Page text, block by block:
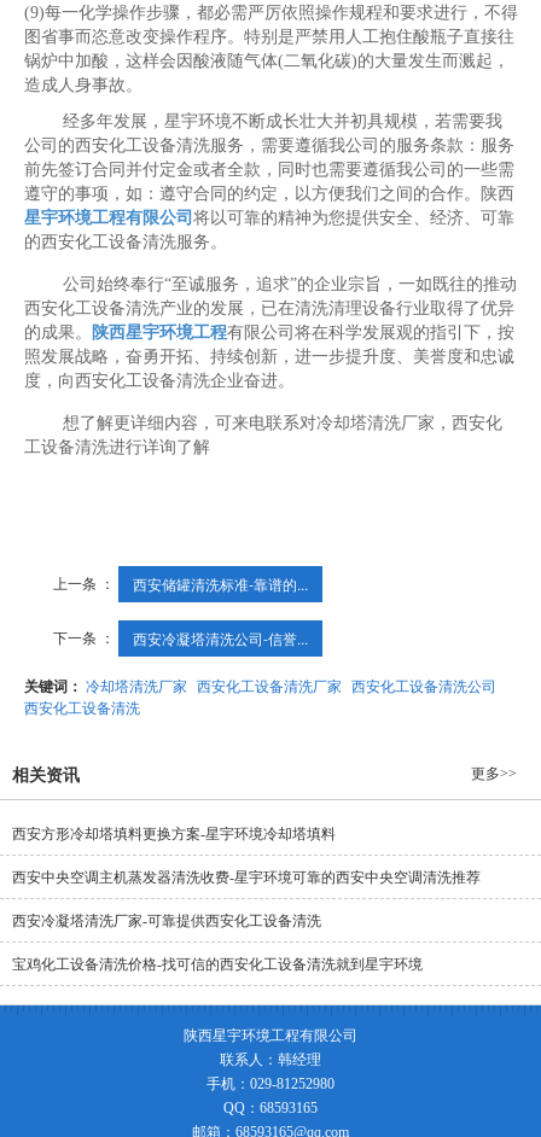
(9)每一化学操作步骤，都必需严厉依照操作规程和要求进行，不得
图省事而恣意改变操作程序。特别是严禁用人工抱住酸瓶子直接往
锅炉中加酸，这样会因酸液随气体(二氧化碳)的大量发生而溅起，
造成人身事故。
经多年发展，星宇环境不断成长壮大并初具规模，若需要我
公司的西安化工设备清洗服务，需要遵循我公司的服务条款：服务
前先签订合同并付定金或者全款，同时也需要遵循我公司的一些需
遵守的事项，如：遵守合同的约定，以方便我们之间的合作。陕西
星宇环境工程有限公司 将以可靠的精神为您提供安全、经济、可靠
的西安化工设备清洗服务。
公司始终奉行“至诚服务，追求”的企业宗旨，一如既往的推动
西安化工设备清洗产业的发展，已在清洗清理设备行业取得了优异
的成果。
陕西星宇环境工程有限公司将在科学发展观的指引下，按
照发展战略，奋勇开拓、持续创新，进一步提升度、美誉度和忠诚
度，向西安化工设备清洗企业奋进。
想了解更详细内容，可来电联系对冷却塔清洗厂家，西安化
工设备清洗进行详询了解
上一条 ： 西安储罐清洗标准-靠谱的...
下一条 ： 西安冷凝塔清洗公司-信誉...
关键词： 冷却塔清洗厂家 西安化工设备清洗厂家 西安化工设备清洗公司
西安化工设备清洗
相关资讯 更多>>
西安方形冷却塔填料更换方案-星宇环境冷却塔填料
西安中央空调主机蒸发器清洗收费-星宇环境可靠的西安中央空调清洗推荐
西安冷凝塔清洗厂家-可靠提供西安化工设备清洗
宝鸡化工设备清洗价格-找可信的西安化工设备清洗就到星宇环境
陕西星宇环境工程有限公司
联系人：韩经理
手机：029-81252980
QQ：68593165
邮箱：68593165@qq.com